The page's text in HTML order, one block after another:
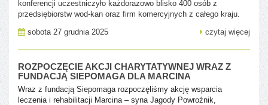
konferencji uczestniczyło każdorazowo blisko 400 osób z
przedsiębiorstw wod-kan oraz firm komercyjnych z całego kraju.
sobota 27 grudnia 2025
czytaj więcej
ROZPOCZĘCIE AKCJI CHARYTATYWNEJ WRAZ Z
FUNDACJĄ SIEPOMAGA DLA MARCINA
Wraz z fundacją Siepomaga rozpoczęliśmy akcję wsparcia
leczenia i rehabilitacji Marcina – syna Jagody Powroźnik,